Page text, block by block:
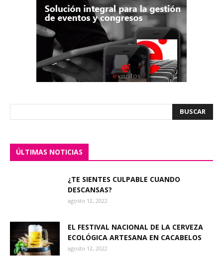
ÚLTIMAS NOTICIAS
¿TE SIENTES CULPABLE CUANDO
DESCANSAS?
agosto 12, 2022
EL FESTIVAL NACIONAL DE LA CERVEZA
ECOLÓGICA ARTESANA EN CACABELOS
agosto 12, 2022